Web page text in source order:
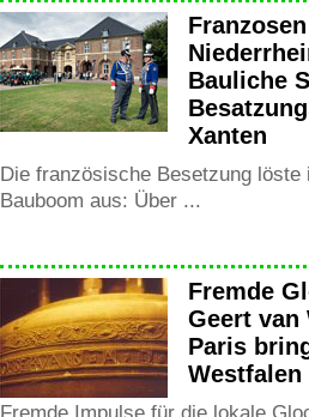
Bauliche
Xanten
Die französische Besetzung löste
Bauboom aus: Über ...
Fremde
Geert van
Paris
Westfalen